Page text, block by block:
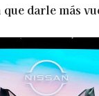
darle más